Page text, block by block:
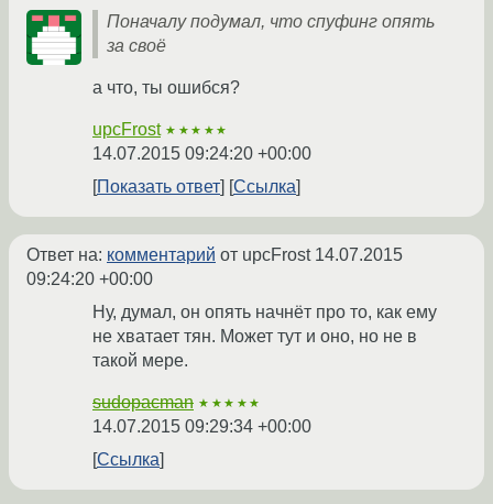
Поначалу подумал, что спуфинг опять
за своё
а что, ты ошибся?
upcFrost ★★★★★
14.07.2015 09:24:20 +00:00
Показать ответ
Ссылка
Ответ на: комментарий от upcFrost 14.07.2015
09:24:20 +00:00
Ну, думал, он опять начнёт про то, как ему
не хватает тян. Может тут и оно, но не в
такой мере.
sudopacman ★★★★★
14.07.2015 09:29:34 +00:00
Ссылка